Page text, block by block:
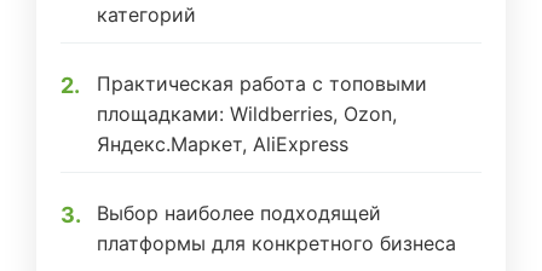
категорий
Практическая работа с топовыми
площадками: Wildberries, Ozon,
Яндекс.Маркет, AliExpress
Выбор наиболее подходящей
платформы для конкретного бизнеса